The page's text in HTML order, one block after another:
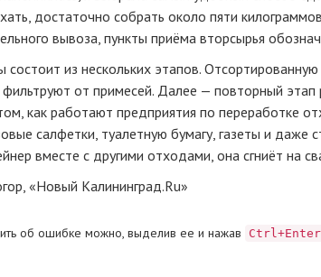
достаточно собрать около пяти
вывоза, пункты приёма вторсырья
состоит из нескольких этапов.
от примесей. Далее — повторный этап
как работают предприятия по переработке
салфетки, туалетную бумагу, газеты и даже
вместе с другими отходами, она сгниёт на
«Новый Калининград.Ru»
об ошибке можно, выделив ее и нажав Ctrl+Enter